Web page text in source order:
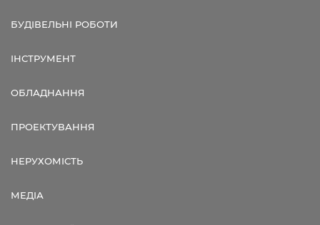
БУДІВЕЛЬНІ РОБОТИ
ІНСТРУМЕНТ
ОБЛАДНАННЯ
ПРОЕКТУВАННЯ
НЕРУХОМІСТЬ
МЕДІА